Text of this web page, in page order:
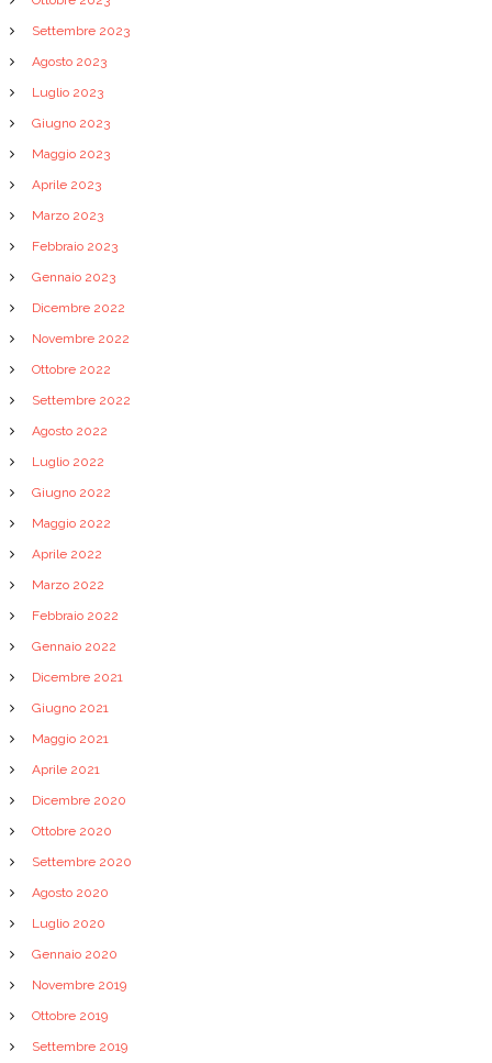
Settembre 2023
Agosto 2023
Luglio 2023
Giugno 2023
Maggio 2023
Aprile 2023
Marzo 2023
Febbraio 2023
Gennaio 2023
Dicembre 2022
Novembre 2022
Ottobre 2022
Settembre 2022
Agosto 2022
Luglio 2022
Giugno 2022
Maggio 2022
Aprile 2022
Marzo 2022
Febbraio 2022
Gennaio 2022
Dicembre 2021
Giugno 2021
Maggio 2021
Aprile 2021
Dicembre 2020
Ottobre 2020
Settembre 2020
Agosto 2020
Luglio 2020
Gennaio 2020
Novembre 2019
Ottobre 2019
Settembre 2019